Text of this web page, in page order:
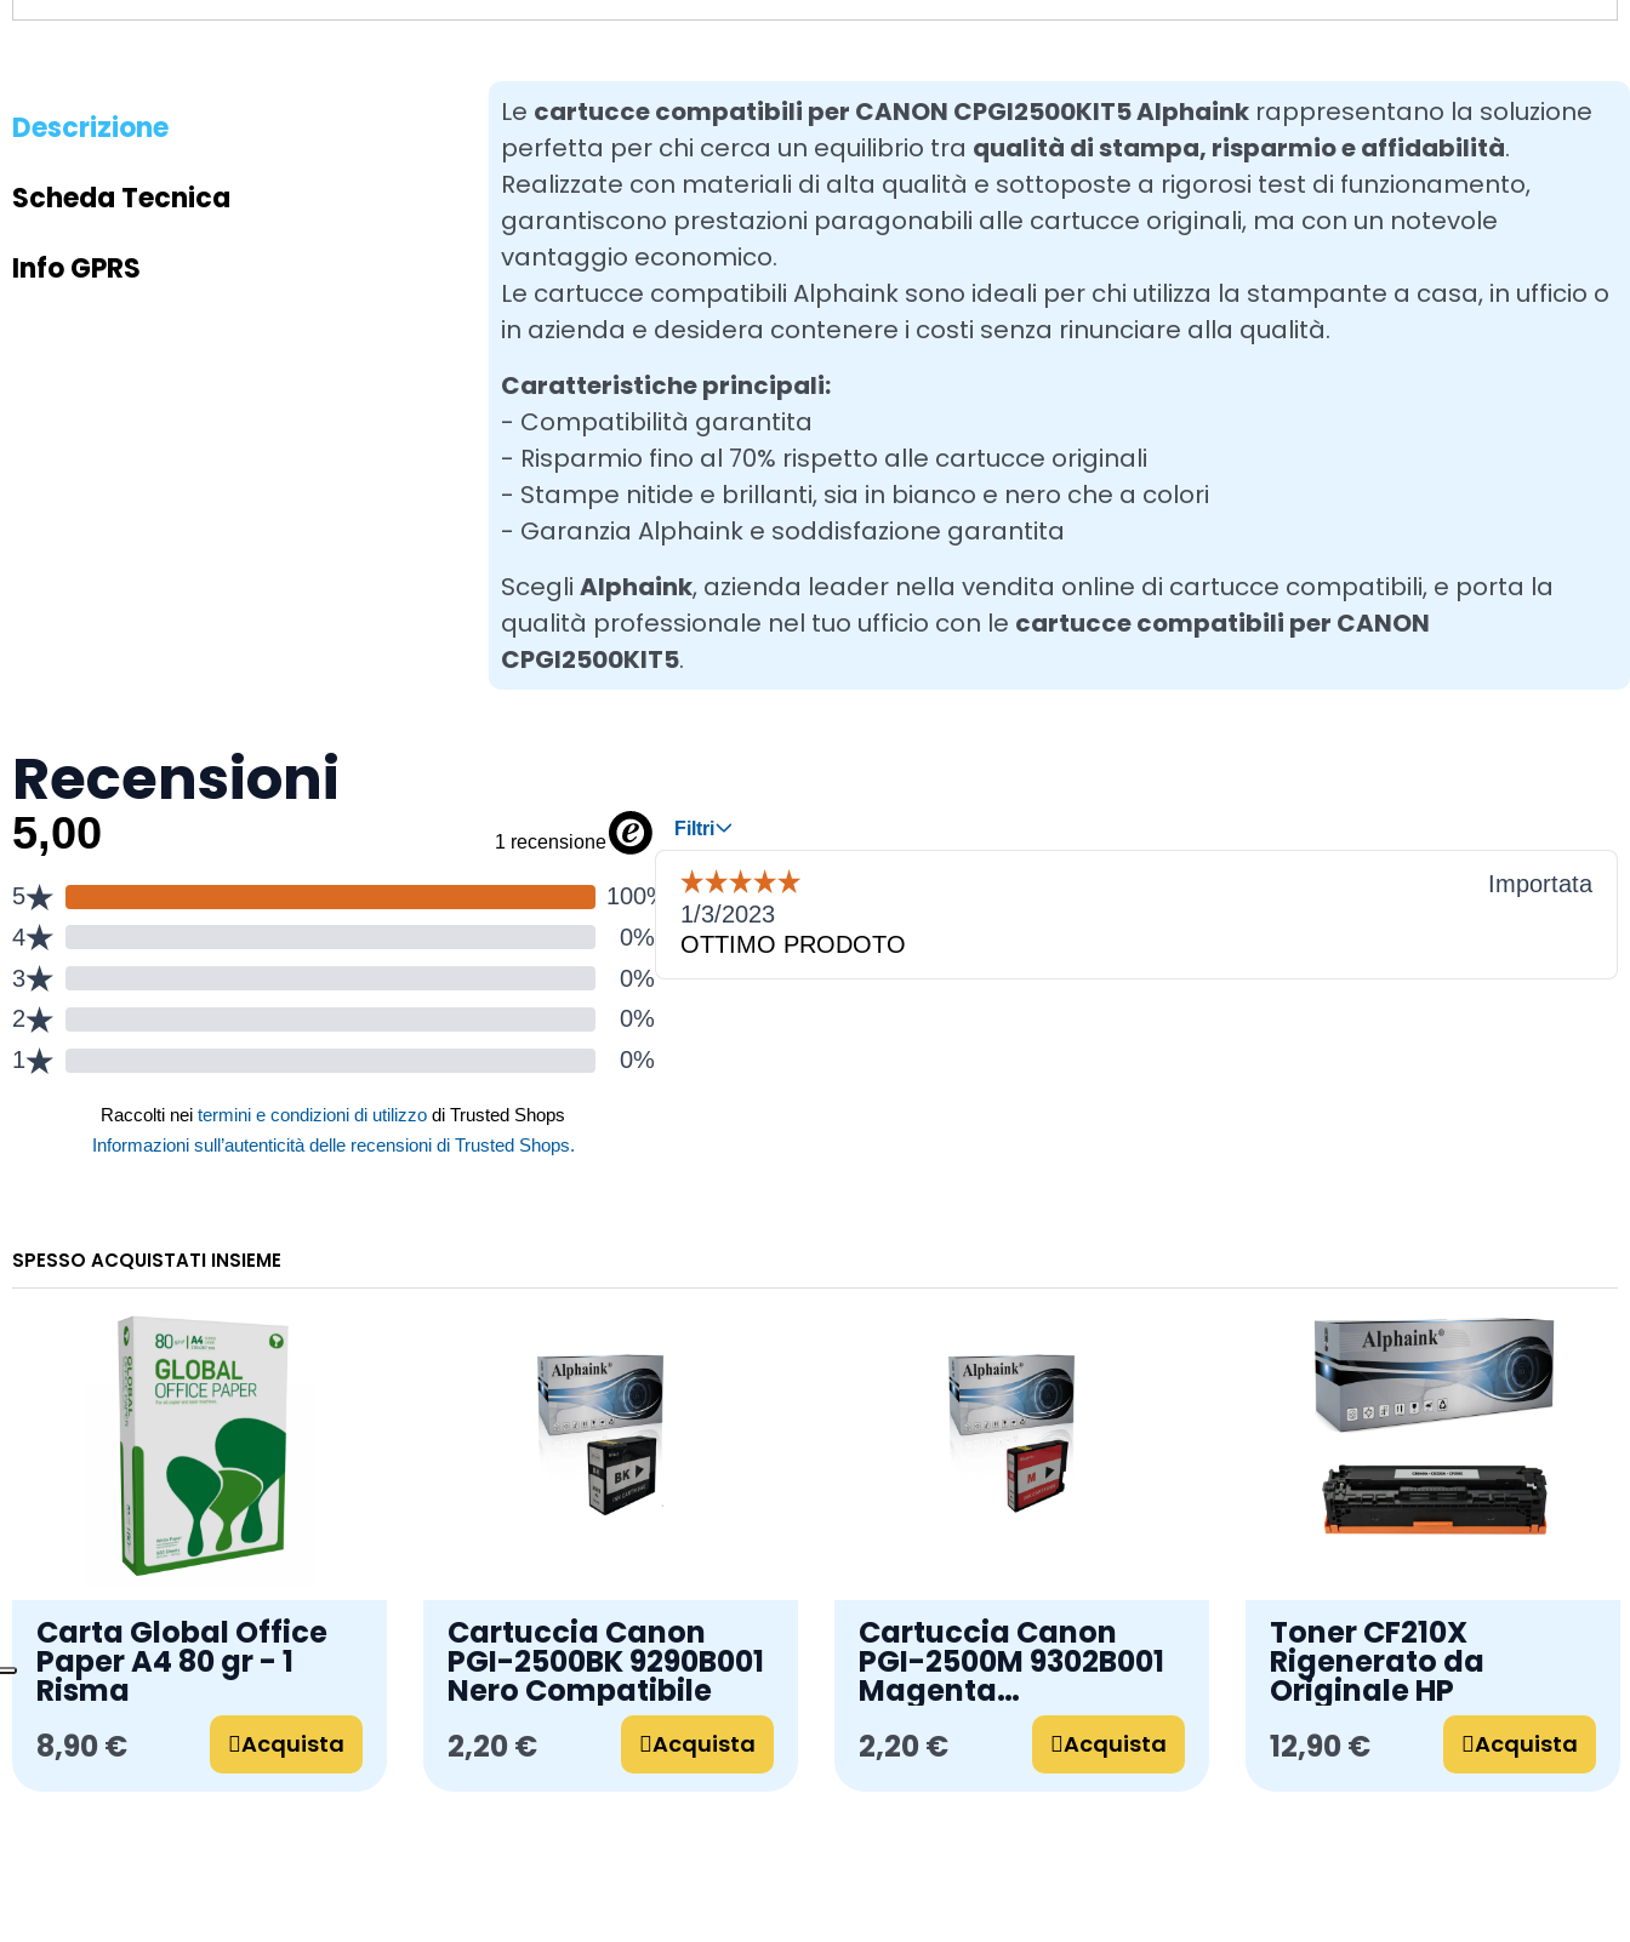
Descrizione
Scheda Tecnica
Info GPRS
Le cartucce compatibili per CANON CPGI2500KIT5 Alphaink rappresentano la soluzione
perfetta per chi cerca un equilibrio tra qualità di stampa, risparmio e affidabilità.
Realizzate con materiali di alta qualità e sottoposte a rigorosi test di funzionamento,
garantiscono prestazioni paragonabili alle cartucce originali, ma con un notevole
vantaggio economico.
Le cartucce compatibili Alphaink sono ideali per chi utilizza la stampante a casa, in ufficio o
in azienda e desidera contenere i costi senza rinunciare alla qualità.
Caratteristiche principali:
- Compatibilità garantita
- Risparmio fino al 70% rispetto alle cartucce originali
- Stampe nitide e brillanti, sia in bianco e nero che a colori
- Garanzia Alphaink e soddisfazione garantita
ScegliAlphaink, azienda leader nella vendita online di cartucce compatibili, e porta la
qualità professionale nel tuo ufficio con le cartucce compatibili per CANON
CPGI2500KIT5.
Recensioni
SPESSO ACQUISTATI INSIEME
Carta Global Office
Paper A4 80 gr - 1
Risma
8,90 €
Acquista
Cartuccia Canon
PGI-2500BK 9290B001
Nero Compatibile
2,20 €
Acquista
Cartuccia Canon
PGI-2500M 9302B001
Magenta
Compatibile
2,20 € Acquista
Toner CF210X
Rigenerato da
Originale HP
12,90 €
Acquista